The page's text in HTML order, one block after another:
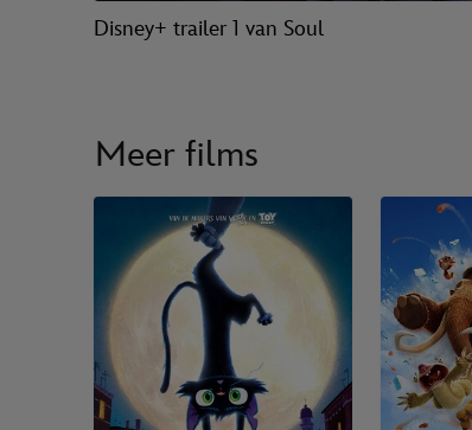
Disney+ trailer 1 van Soul
Meer films